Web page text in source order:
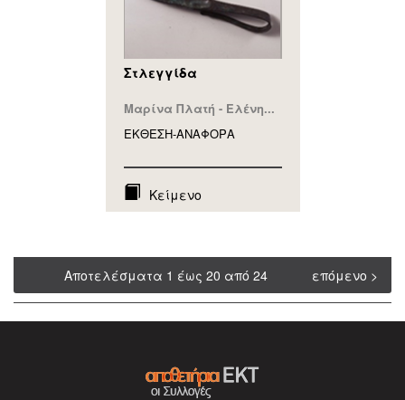
Στλεγγίδα
Μαρίνα Πλατή - Ελένη...
ΕΚΘΕΣΗ-ΑΝΑΦΟΡA
Κείμενο
Αποτελέσματα 1 έως 20 από 24 επόμενο >